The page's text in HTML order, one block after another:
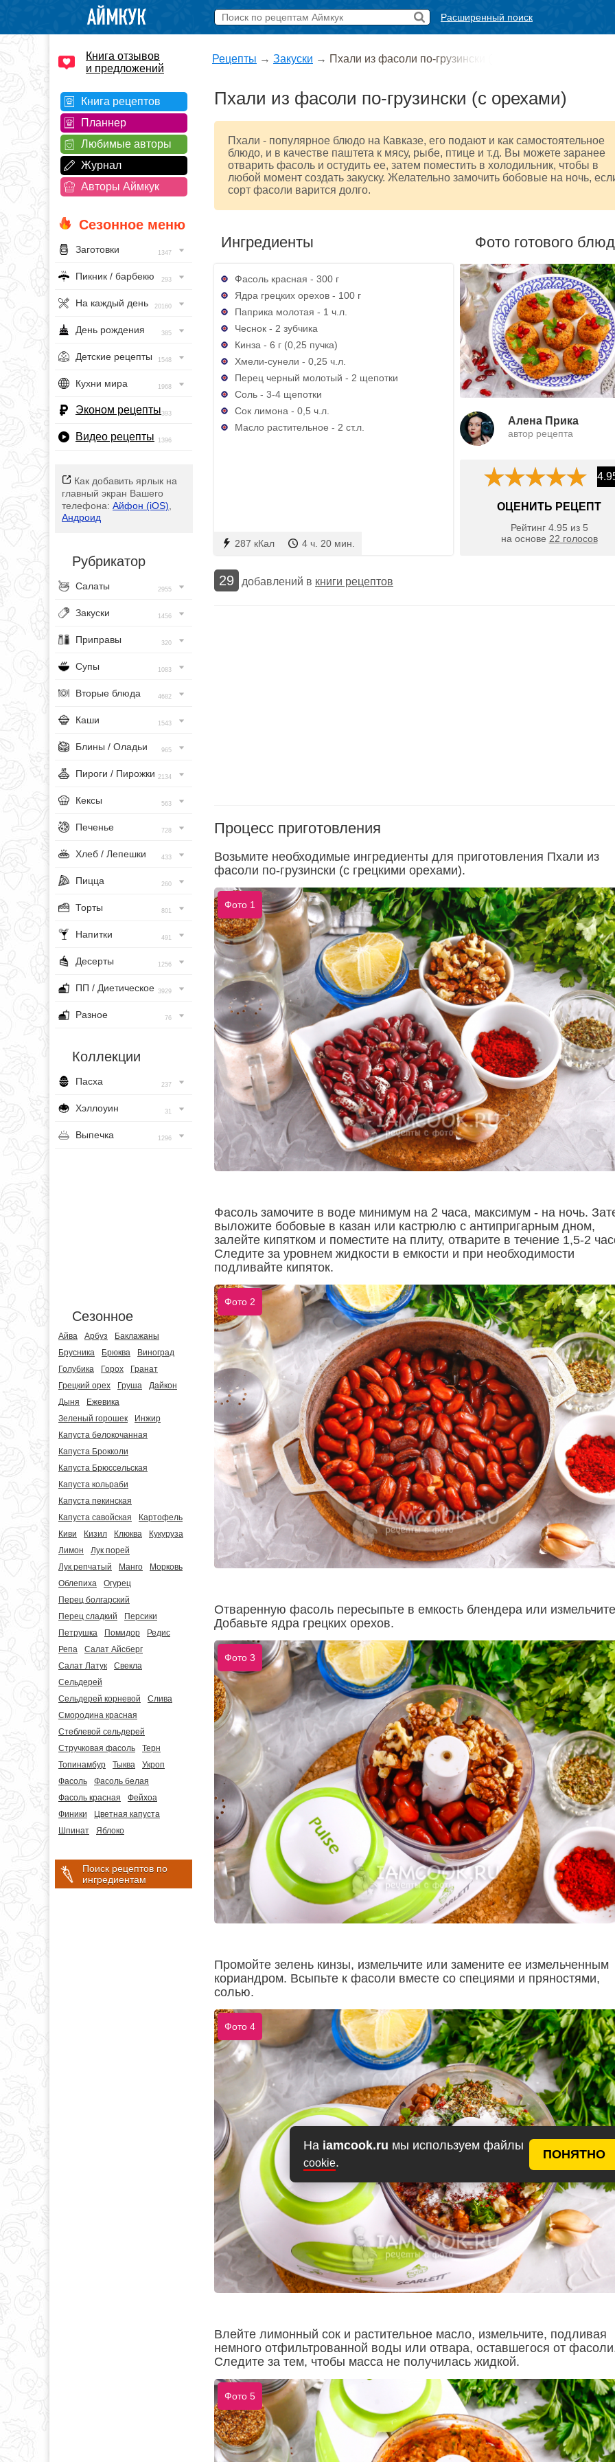
На iamcook.ru мы используем файлы
cookie.
ПОНЯТНО
Расширенный поиск
Книга отзывов
и предложений
Книга рецептов
Планнер
Любимые авторы
Журнал
Авторы Аймкук
Сезонное меню
Заготовки 1347
Пикник / барбекю 293
На каждый день 20160
День рождения 385
Детские рецепты 1548
Кухни мира 1968
Эконом рецепты393
Видео рецепты 1396
Как добавить ярлык на
главный экран Вашего
телефона: Айфон (iOS)
Андроид
Рубрикатор
Салаты 2955
Закуски 1456
Приправы 320
Супы 1083
Вторые блюда 4682
Каши 1543
Блины / Оладьи 965
Пироги / Пирожки 2134
Кексы 563
Печенье 728
Хлеб / Лепешки 433
Пицца 260
Торты 801
Напитки 491
Десерты 1256
ПП / Диетическое 3929
Разное 76
Коллекции
Пасха 237
Хэллоуин 31
Выпечка 1296
Сезонное
Айва Арбуз
Баклажаны
Брусника
Брюква
Виноград
Голубика
Горох
Гранат
Грецкий орех
Груша
Дайкон
Дыня
Ежевика
Зеленый горошек
Инжир
Капуста белокочанная
Капуста Брокколи
Капуста Брюссельская
Капуста кольраби
Капуста пекинская
Капуста савойская
Картофель
Киви
Кизил Клюква
Кукуруза
Лимон
Лук порей
Лук репчатый
Манго
Морковь
Облепиха
Огурец
Перец болгарский
Перец сладкий
Персики
Петрушка
Помидор
Редис
Репа
Салат Айсберг
Салат Латук
Свекла
Сельдерей
Сельдерей корневой
Слива
Смородина красная
Стеблевой сельдерей
Стручковая фасоль
Терн
Топинамбур
Тыква
Укроп
Фасоль
Фасоль белая
Фасоль красная
Фейхоа
Финики
Цветная капуста
Шпинат
Яблоко
Поиск рецептов по
ингредиентам
Рецепты → Закуски → Пхали из фасоли по-грузински (
Пхали из фасоли по-грузински (с орехами)
Пхали - популярное блюдо на Кавказе, его подают и как самостоятельное
блюдо, и в качестве паштета к мясу, рыбе, птице и т.д. Вы можете заранее
отварить фасоль и остудить ее, затем поместить в холодильник, чтобы в
любой момент создать закуску. Желательно замочить бобовые на ночь,
сорт фасоли варится долго.
Ингредиенты
Фасоль красная - 300 г
Ядра грецких орехов - 100 г
Паприка молотая - 1 ч.л.
Чеснок - 2 зубчика
Кинза - 6 г (0,25 пучка)
Хмели-сунели - 0,25 ч.л.
Перец черный молотый - 2 щепотки
Соль - 3-4 щепотки
Сок лимона - 0,5 ч.л.
Масло растительное - 2 ст.л.
287 кКал 4 ч. 20 мин.
Фото готового
Алена Прика
автор рецепта
ОЦЕНИТЬ РЕЦЕПТ
Рейтинг 4.95 из 5
на основе 22 голосов
29 добавлений в книги рецептов
Процесс приготовления
Возьмите необходимые ингредиенты для приготовления Пхали из
фасоли по-грузински (с грецкими орехами).
Фото 1
Фасоль замочите в воде минимум на 2 часа, максимум - на ночь.
выложите бобовые в казан или кастрюлю с антипригарным дном,
залейте кипятком и поместите на плиту, отварите в течение 1,5-2
Следите за уровнем жидкости в емкости и при необходимости
подливайте кипяток.
Фото 2
Отваренную фасоль пересыпьте в емкость блендера или
Добавьте ядра грецких орехов.
Фото 3
Промойте зелень кинзы, измельчите или замените ее измельченным
кориандром. Всыпьте к фасоли вместе со специями и пряностями,
солью.
Фото 4
Влейте лимонный сок и растительное масло, измельчите, подливая
немного отфильтрованной воды или отвара, оставшегося от
Следите за тем, чтобы масса не получилась жидкой.
Фото 5